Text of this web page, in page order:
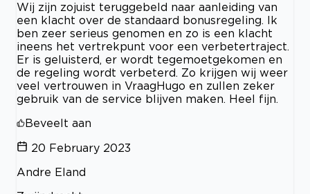
Wij zijn zojuist teruggebeld naar aanleiding van
een klacht over de standaard bonusregeling. Ik
ben zeer serieus genomen en zo is een klacht
ineens het vertrekpunt voor een verbetertraject.
Er is geluisterd, er wordt tegemoetgekomen en
de regeling wordt verbeterd. Zo krijgen wij weer
veel vertrouwen in VraagHugo en zullen zeker
gebruik van de service blijven maken. Heel fijn.
Beveelt aan
20 February 2023
Andre Eland